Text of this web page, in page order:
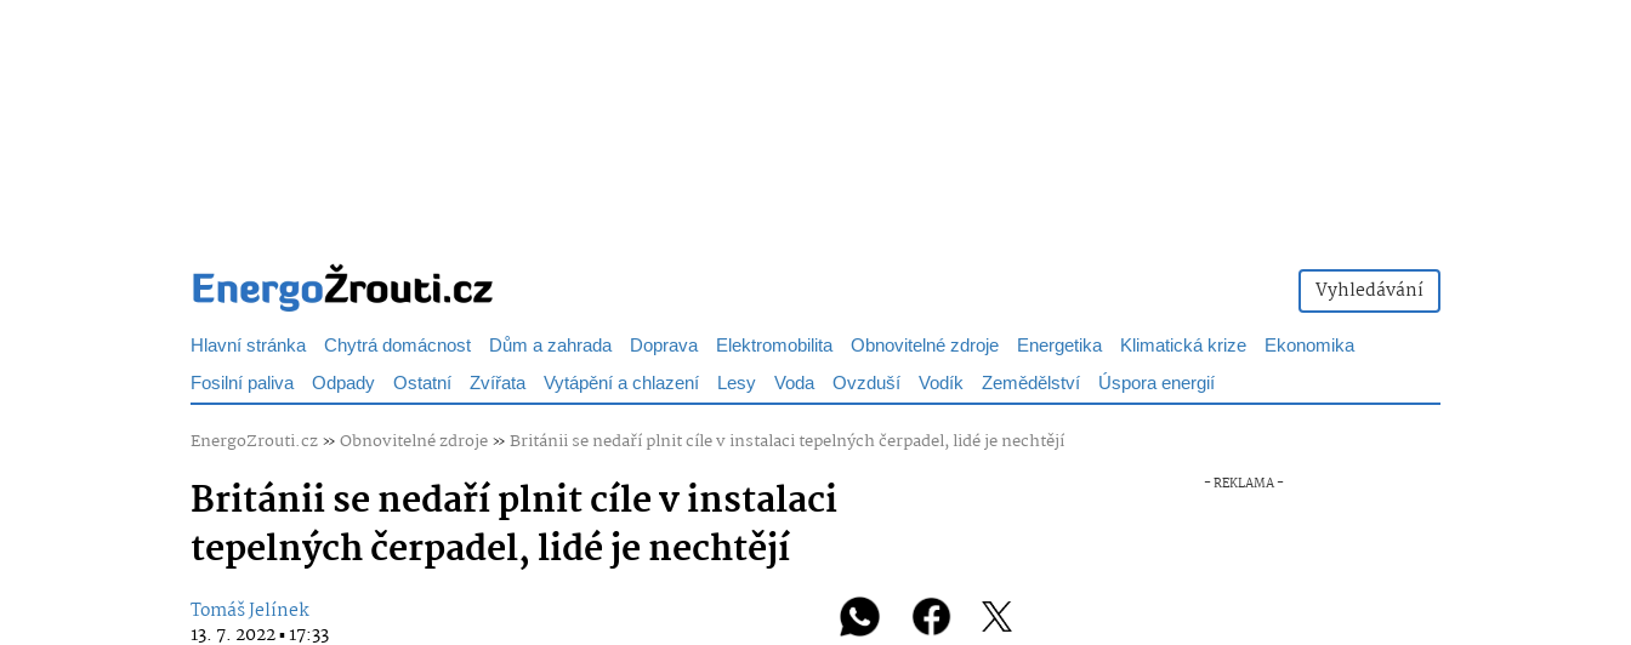
Vyhledávání
Hlavní stránka Chytrá domácnost Dům a zahrada Doprava Elektromobilita Obnovitelné zdroje Energetika Klimatická krize
Ekonomika
Fosilní paliva Odpady Ostatní Zvířata Vytápění a chlazení Lesy Voda Ovzduší Vodík Zemědělství Úspora energií
EnergoZrouti.cz»Obnovitelné zdroje»Británii se nedaří plnit cíle v instalaci tepelných čerpadel, lidé je nechtějí
Británii se nedaří plnit cíle v instalaci
tepelných čerpadel, lidé je nechtějí
Tomáš Jelínek
13. 7. 2022 ▪ 17:33